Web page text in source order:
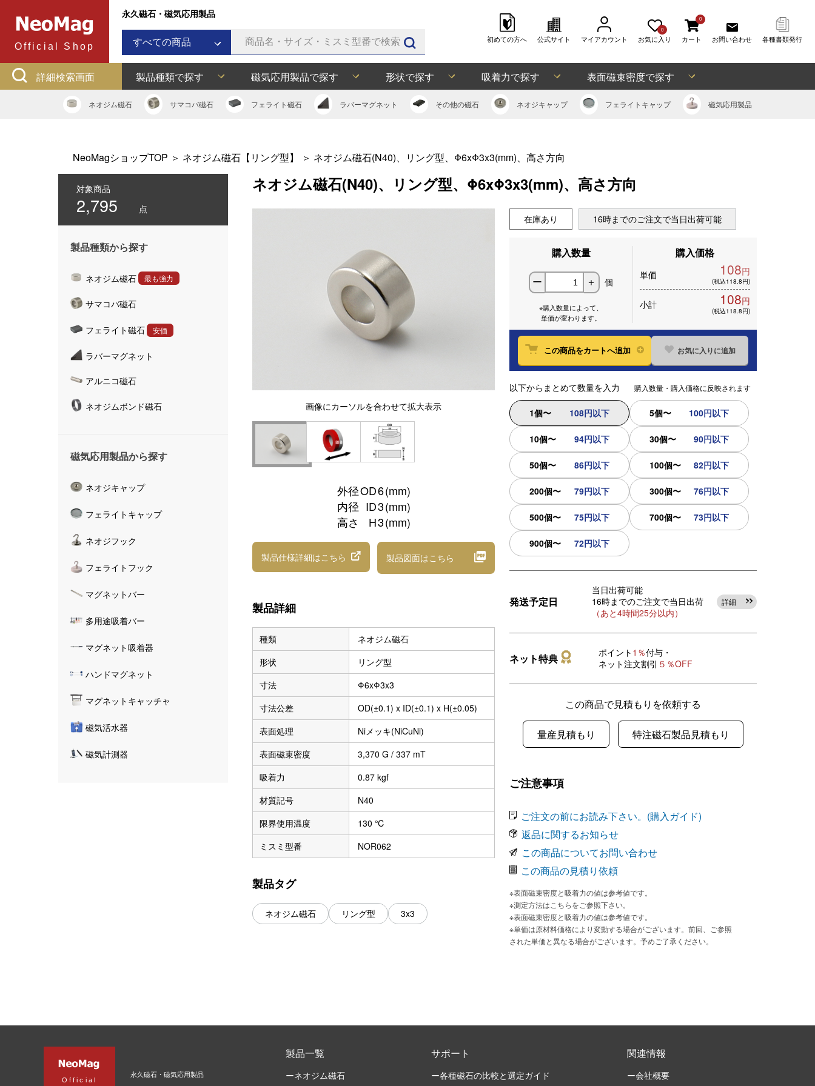
Official Shop
永久磁石・磁気応用製品
すべての商品
サマコバ磁石
フェライト磁石
ネオジムボンド磁石
ネオジフック
多用途吸着バー
マグネット吸着器
ハンドマグネット
マグネットキャッチャ
磁気活水器
磁気計測器
初めての方へ 公式サイト マイアカウント
0
お気に入り
0
カート お問い合わせ 各種書類発行
詳細検索画面 製品種類で探す 磁気応用製品で探す 形状で探す 吸着力で探す 表面磁束密度で探す
ネオジム磁石 サマコバ磁石 フェライト磁石 ラバーマグネット その他の磁石 ネオジキャップ フェライト キャップ 磁気応用製品
NeoMagショップTOP ＞ ネオジム磁石【リング型】 ＞ ネオジム磁石(N40)、リング型、Φ6xΦ3x3(mm)、高さ方向
対象商品
2,795 点
製品種類から探す
ネオジム磁石 最も強力
サマコバ磁石
フェライト磁石 安価
ラバーマグネット
アルニコ磁石
ネオジムボンド磁石
磁気応用製品から探す
ネオジキャップ
フェライトキャップ
ネオジフック
フェライトフック
マグネットバー
多用途吸着バー
マグネット吸着器
ハンドマグネット
マグネットキャッチャ
磁気活水器
磁気計測器
ネオジム磁石(N40)、リング型、Φ6xΦ3x3(mm)、高さ方向
画像にカーソルを合わせて拡大表示
外径OD6(mm)
内径 ID3(mm)
高さ
H3(mm)
製品仕様詳細はこちら 製品図面はこちら
製品詳細
種類
ネオジム磁石
形状
リング型
寸法
Φ6xΦ3x3
寸法公差
OD(±0.1) x ID(±0.1) x H(±0.05)
表面処理
Niメッキ(NiCuNi)
表面磁束密度
3,370 G / 337 mT
吸着力
0.87 kgf
材質記号
N40
限界使用温度
130 ℃
ミスミ型番
NOR062
製品タグ
ネオジム磁石 リング型 3x3
在庫あり 16時までのご注文で当日出荷可能
購入数量
ー ＋ 個
※購入数量によって、
単価が変わります。
購入価格
単価 108円
(税込118.8円)
小計 108円
(税込118.8円)
この商品をカートへ追加 お気に入りに追加
以下からまとめて数量を入力 購入数量・購入価格に反映されます
1個〜 108円以下 5個〜 100円以下
10個〜 94円以下 30個〜 90円以下
50個〜 86円以下 100個〜 82円以下
200個〜 79円以下 300個〜 76円以下
500個〜 75円以下 700個〜 73円以下
900個〜 72円以下
発送予定日
当日出荷可能
16時までのご注文で当日出荷
（あと4時間25分以内）
詳細
ネット特典 ポイント 1％付与・
ネット注文割引 ５％OFF
この商品で見積もりを依頼する
量産見積もり 特注磁石製品見積もり
ご注意事項
ご注文の前にお読み下さい。(購入ガイド)
返品に関するお知らせ
この商品についてお問い合わせ
この商品の見積り依頼
※表面磁束密度と吸着力の値は参考値です。
※測定方法はこちらをご参照下さい。
※表面磁束密度と吸着力の値は参考値です。
※単価は原材料価格により変動する場合がございます。前回、ご参照
された単価と異なる場合がございます。予めご了承ください。
Official
永久磁石・磁気応用製品
製品一覧
ーネオジム磁石
サポート
ー各種磁石の比較と選定ガイド
関連情報
ー会社概要